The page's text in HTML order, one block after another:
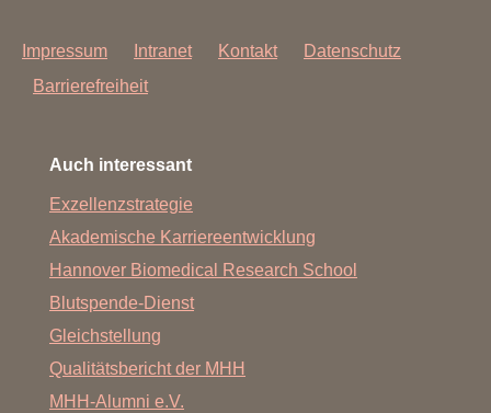
Impressum Intranet Kontakt
Datenschutz
Barrierefreiheit
Auch interessant
Exzellenzstrategie
Akademische Karriereentwicklung
Hannover Biomedical Research School
Blutspende-Dienst
Gleichstellung
Qualitätsbericht der MHH
MHH-Alumni e.V.